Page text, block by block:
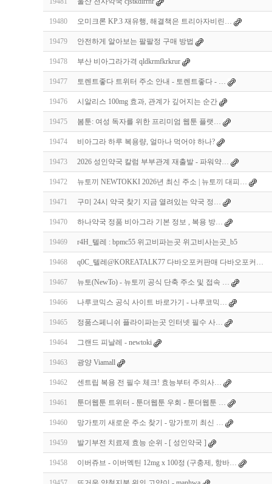
19480 오미크론 KP.3 재유행, 해결책은 트리아자비린…
19479 안전하게 알아보는 팔팔정 구매 방법
19478 부산 비아그라가격 qldkrmfkrkrur
19477 토렌트좋다 트위터 주소 안내 - 토렌트좋다 - …
19476 시알리스 100mg 효과, 관계가 깊어지는 순간
19475 봄툰: 여성 독자를 위한 프리미엄 웹툰 플랫…
19474 비아그라 하루 복용량, 얼마나 먹어야 하나?
19473 2026 성인약국 칼럼 부부관계 재출발 - 파워약…
19472 뉴토끼 NEWTOKKI 2026년 최신 주소 | 뉴토끼 대피…
19471 구미 24시 약국 찾기 지금 열려있는 약국 정…
19470 하나약국 정품 비아그라 기본 정보 , 복용 방…
19469 r4H_텔레 : bpmc55 위고비파는곳 위고비사는곳_b5
19468 q0C_텔레@KOREATALK77 다바오포커판매 다바오포커…
19467 뉴토(NewTo) - 뉴토끼 공식 단축 주소 및 접속 …
19466 나루코믹스 공식 사이트 바로가기 - 나루코믹…
19465 정품스페니쉬 플라이파는곳 인터넷 필수 사…
19464 그랜드 피날레 - newtoki
19463 광양 Viamall
19462 센트립 복용 전 필수 체크! 효능부터 주의사…
19461 툰더웹툰 트위터 - 툰더웹툰 우회 - 툰더웹툰 …
19460 망가토끼 새로운 주소 찾기 - 망가토끼 최신 …
19459 발기부전 치료제 효능 순위 - [ 성인약국 ]
19458 이버쥬브 - 이버멕틴 12mg x 100정 (구충제, 항바…